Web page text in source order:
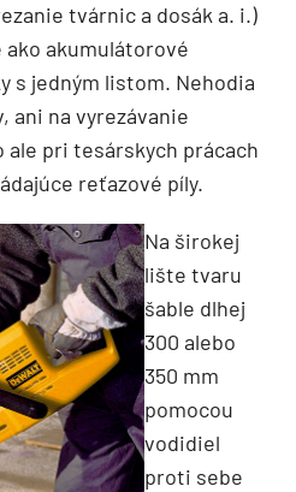
tvárnic a dosák a. i.)
akumulátorové
s jedným listom. Nehodia
ani na vyrezávanie
pri tesárskych prácach
reťazové píly.
Na širokej
lište tvaru
šable dlhej
300 alebo
350 mm
pomocou
vodidiel
proti sebe